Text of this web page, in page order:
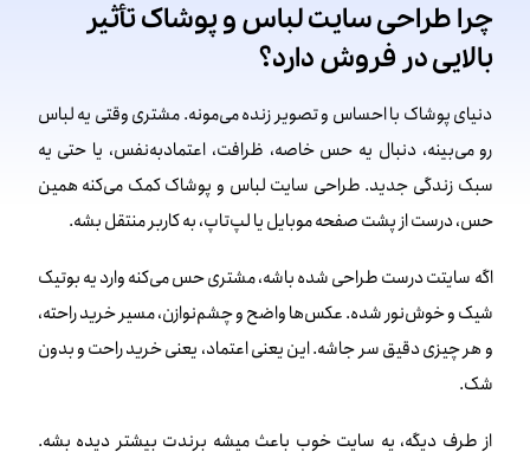
چرا طراحی سایت لباس و پوشاک تأثیر
بالایی در فروش دارد؟
دنیای پوشاک با احساس و تصویر زنده می‌مونه. مشتری وقتی یه لباس
رو می‌بینه، دنبال یه حس خاصه، ظرافت، اعتمادبه‌نفس، یا حتی یه
سبک زندگی جدید. طراحی سایت لباس و پوشاک کمک می‌کنه همین
حس، درست از پشت صفحه موبایل یا لپ‌تاپ، به کاربر منتقل بشه.
اگه سایتت درست طراحی شده باشه، مشتری حس می‌کنه وارد یه بوتیک
شیک و خوش‌نور شده. عکس‌ها واضح و چشم‌نوازن، مسیر خرید راحته،
و هر چیزی دقیق سر جاشه. این یعنی اعتماد، یعنی خرید راحت و بدون
شک.
از طرف دیگه، یه سایت خوب باعث میشه برندت بیشتر دیده بشه.